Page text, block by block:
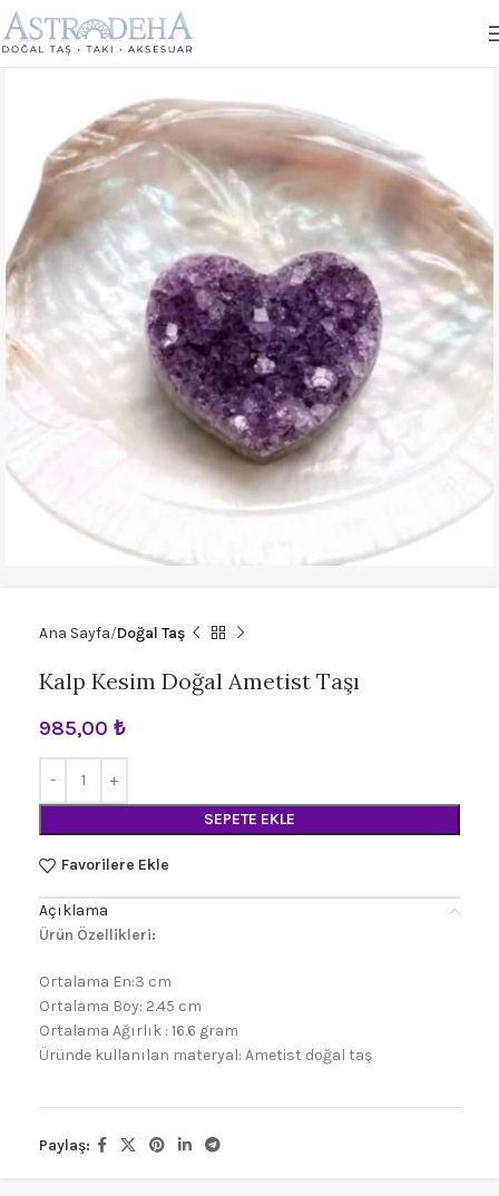
Ana Sayfa Doğal Taş
Kalp Kesim Doğal Ametist Taşı
985,00 ₺
SEPETE EKLE
Favorilere Ekle
Açıklama
Ürün Özellikleri:
Ortalama En:3 cm
Ortalama Boy: 2.45 cm
Ortalama Ağırlık : 16.6 gram
Üründe kullanılan materyal: Ametist doğal taş
Paylaş: